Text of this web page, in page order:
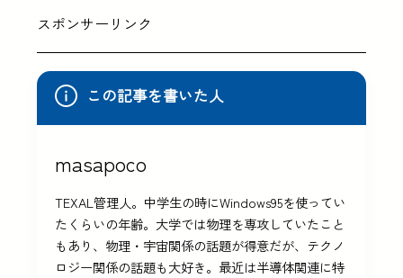
スポンサーリンク
この記事を書いた人
masapoco
TEXAL管理人。中学生の時にWindows95を使ってい
たくらいの年齢。大学では物理を専攻していたこと
もあり、物理・宇宙関係の話題が得意だが、テクノ
ロジー関係の話題も大好き。最近は半導体関連に特